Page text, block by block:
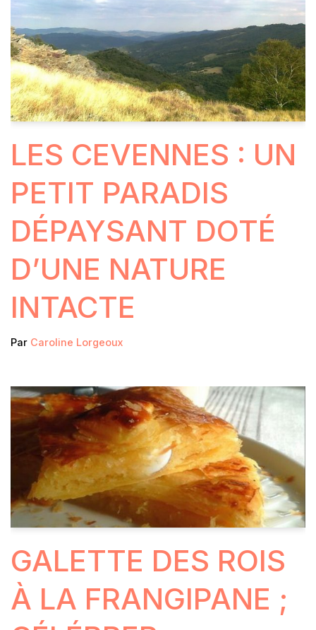
LES CEVENNES : UN
PETIT PARADIS
DÉPAYSANT DOTÉ
D’UNE NATURE
INTACTE
Par Caroline Lorgeoux
GALETTE DES ROIS
À LA FRANGIPANE ;